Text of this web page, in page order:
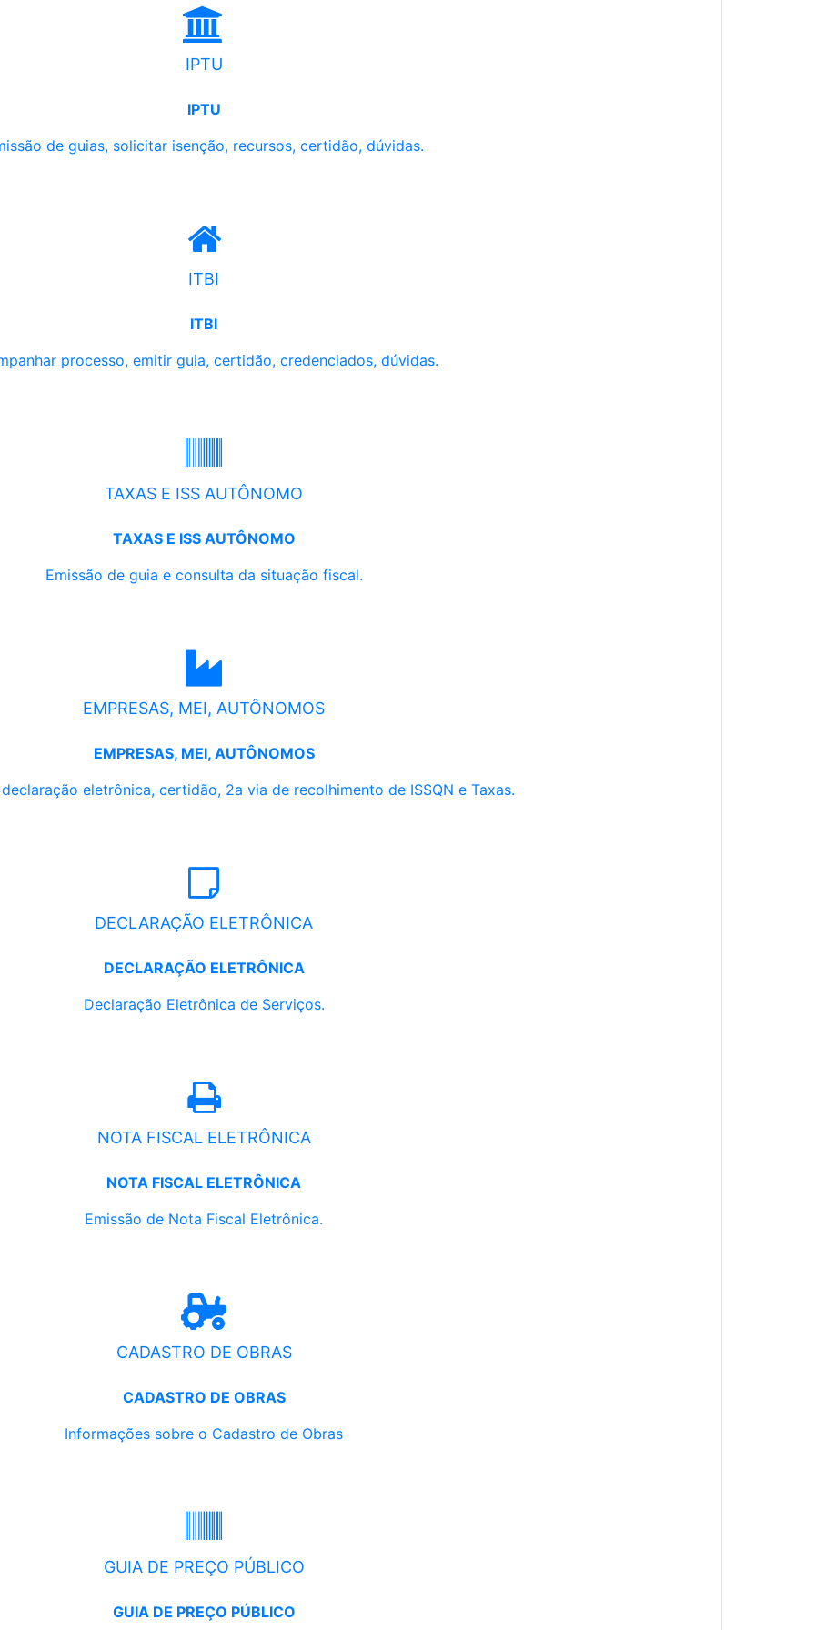
IPTU
IPTU
de guias, solicitar isenção, recursos, certidão, dúvidas.
ITBI
ITBI
processo, emitir guia, certidão, credenciados, dúvidas.
TAXAS E ISS AUTÔNOMO
TAXAS E ISS AUTÔNOMO
Emissão de guia e consulta da situação fiscal.
EMPRESAS, MEI, AUTÔNOMOS
EMPRESAS, MEI, AUTÔNOMOS
eletrônica, certidão, 2a via de recolhimento de ISSQN e Taxas.
DECLARAÇÃO ELETRÔNICA
DECLARAÇÃO ELETRÔNICA
Declaração Eletrônica de Serviços.
NOTA FISCAL ELETRÔNICA
NOTA FISCAL ELETRÔNICA
Emissão de Nota Fiscal Eletrônica.
CADASTRO DE OBRAS
CADASTRO DE OBRAS
Informações sobre o Cadastro de Obras
GUIA DE PREÇO PÚBLICO
GUIA DE PREÇO PÚBLICO